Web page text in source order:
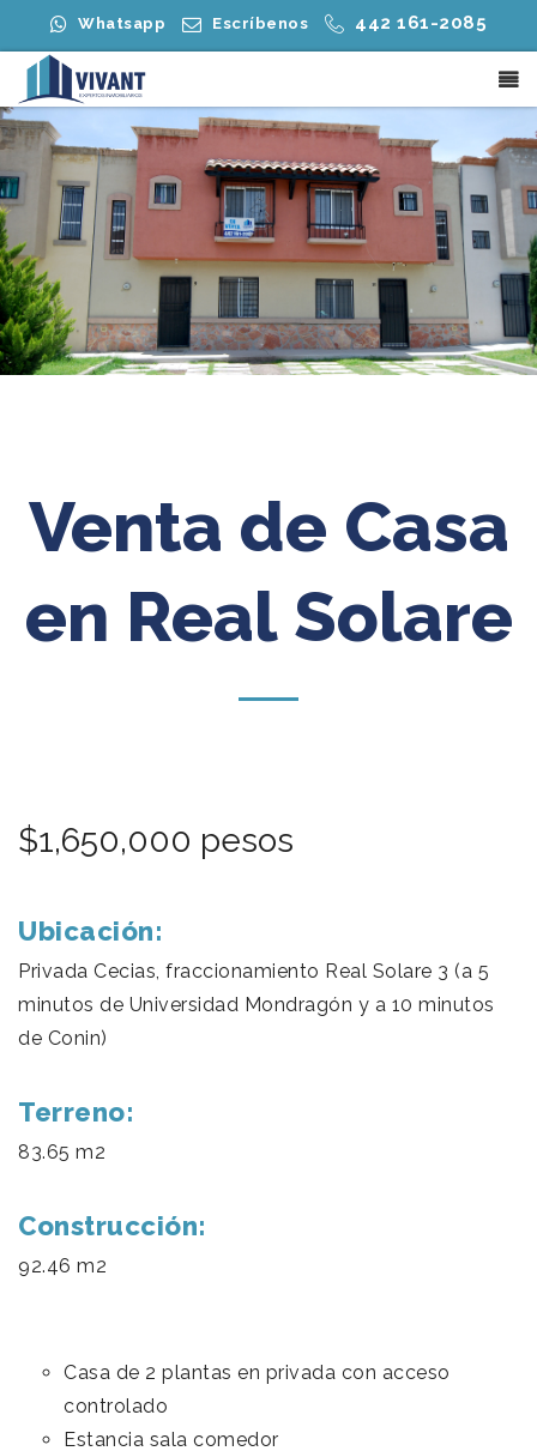
Whatsapp Escríbenos 442 161-2085
Venta de Casa
en Real Solare
$1,650,000 pesos
Ubicación:
Privada Cecias, fraccionamiento Real Solare 3 (a 5
minutos de Universidad Mondragón y a 10 minutos
de Conin)
Terreno:
83.65 m2
Construcción:
92.46 m2
Casa de 2 plantas en privada con acceso
controlado
Estancia sala comedor